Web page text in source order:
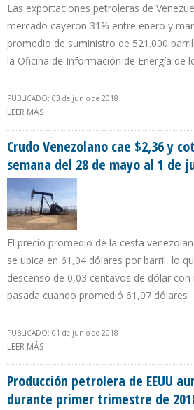
Las exportaciones petroleras de
mercado cayeron 31% entre enero y
promedio de suministro de 521.000
la Oficina de Información de Energía de
PUBLICADO: 03 de junio de 2018
LEER MÁS
Crudo Venezolano cae $2,36 y
semana del 28 de mayo al 1 de
El precio promedio de la cesta
se ubica en 61,04 dólares por barril, lo
descenso de 0,03 centavos de dólar
pasada cuando promedió 61,07 dólares
PUBLICADO: 01 de junio de 2018
LEER MÁS
Producción petrolera de EEUU
durante primer trimestre de